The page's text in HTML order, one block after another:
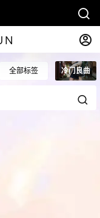
全部标签 冷门良曲